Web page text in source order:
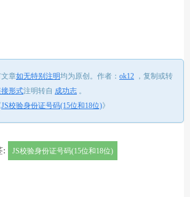
章如无特别注明均为原创。 作者： ok12 ， 复制或转
接形式注明转自 成功志 。
JS校验身份证号码(15位和18位)》
: JS校验身份证号码(15位和18位)